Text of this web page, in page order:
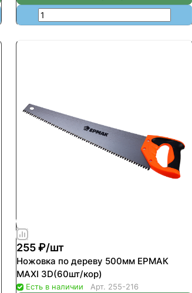
255 ₽/шт
Ножовка по дереву 500мм ЕРМАК
MAXI 3D(60шт/кор)
Есть в наличии Арт. 255-216